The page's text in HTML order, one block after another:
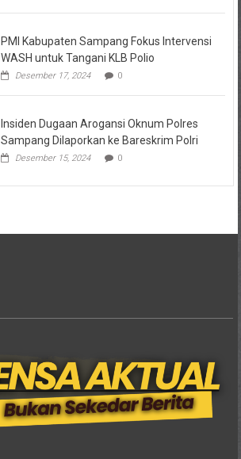
PMI Kabupaten Sampang Fokus Intervensi
WASH untuk Tangani KLB Polio
Desember 17, 2024 0
Insiden Dugaan Arogansi Oknum Polres
Sampang Dilaporkan ke Bareskrim Polri
Desember 15, 2024 0